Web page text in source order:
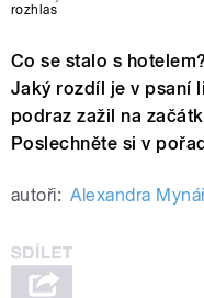
rozhlas
Co se stalo s
Jaký rozdíl je v psaní
podraz zažil na
Poslechněte si v
autoři: Alexandra